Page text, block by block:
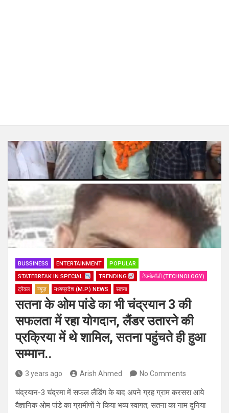
BUSSINESS ENTERTAINMENT
POPULAR
STATEBREAK.IN SPECIAL
TRENDING
टेक्नोलॉजी (TECHNOLOGY)
ट्रेवल
न्यूज़ मध्यप्रदेश (M.P.) NEWS सतना
सतना के ओम पांडे का भी चंद्रयान 3 की
सफलता में रहा योगदान, लैंडर उतारने की
प्रक्रिया में थे शामिल, सतना पहुंचते ही हुआ
सम्मान..
3 years ago Arish Ahmed No Comments
चंद्रयान-3 चंद्रमा में सफल लैंडिंग के बाद अपने ग्रह ग्राम करसरा आये
वैज्ञानिक ओम पांडे का ग्रामीणों ने किया भव्य स्वागत, सतना का नाम दुनिया